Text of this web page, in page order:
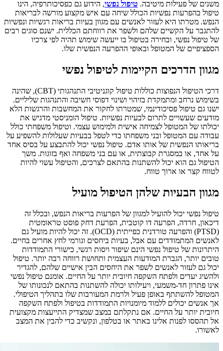
משנים של פעילות מיטיבה. טיפול נפשי, הידוע גם כפסיכותרפיה, הינו
טיפול בהפרעות נפשיות הכולל שיחה עם איש מקצוע מורשה לבריאות
הנפש. מטרתו היא לעזור לאנשים עם מגוון בעיות בריאות רגשיות ונפשיות
להתגבר על הקשיים שלהם ולשפר את רווחתם הכללית. ישנם סוגים רבים
של טיפול נפשי, ובחירה בטיפול בו ייעשה שימוש תהיה לפי צרכיו
הספציפיים של המטופל ובאופי ההפרעה הנפשית שלו.
מגוון הדרכים הקיימות לטיפול נפשי
דרכי הטיפול הנפוצות כוללות טיפול קוגניטיבי התנהגותי (CBT), שהינה
בשימוש נרחב ומתמקדת בזיהוי ושינוי דפוסי חשיבה והתנהגות שליליים.
ישנו גם טיפול פסיכודינמי, שמטרתו לחקור את המחשבות והרגשות הלא
מודעים שעשויים לתרום לבעיות נפשיות. טיפול הומניסטי מדגיש את
יכולתו של המטופל לצמיחה אישית ולמימוש עצמי. וטיפול משפחתי כולל
עבודה עם המטופל ובני משפחתו כדי לטפל בבעיות שעלולות להשפיע על
בריאותו הנפשית של אותו אדם. טיפול נפשי יכול להתבצע על בסיס אחד
על אחד, או במסגרת קבוצתית, או עם בני משפחה ואף בזוגות. משך
הטיפול גם הוא יכול להשתנות בהתאם לצרכים, והטיפול עשוי להיות
לטווח קצר או ארוך טווח.
מגוון הבעיות שלהן הטיפול מועיל
טיפול נפשי יכול להועיל למגוון של הפרעות בריאות הנפש, ובכלל זה
דיכאון, חרדה, הפרעה דו קוטבית, הפרעת דחק פוסט טראומטית
(PTSD) והפרעה טורדנית כפייתית (OCD). זה יכול להיות מועיל גם
לאנשים המתמודדים עם אבל, בעיות ביחסים וגורמי לחץ אחרים בחיים.
היתרונות של טיפול נפשי הינם שיפור ויסות רגשי, כישורי התמודדות
טובים יותר, הגברת המודעות העצמית ותחושת רווחה רבה יותר. טיפול
יכול גם לעזור לאנשים לשפר את היחסים הבין אישיים שלהם, להגדיר
ולהשיג יעדים ולפתח השקפה חיובית יותר על החיים. אומנם טיפול נפשי
אינו פתרון חד-משמעי, ויעילותו יכולה להשתנות בהתאם לנכונותו של
המטופל להשתתף באופן פעיל ולרמת המעורבות שלו בתהליך הטיפולי.
אך אנשים יכולים ללמוד מיומנויות התמודדות בטיפול ולפתח השקפה
חיובית יותר על החיים. אם נתקלתם במצב שמצדיק התייעצות מקצועית
אל תהססו לפנות אלינו באתר או בטלפון, ונקשיב כדי להבין את המצב
לאשורו.